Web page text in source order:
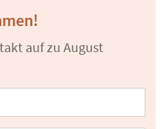
auf zu August